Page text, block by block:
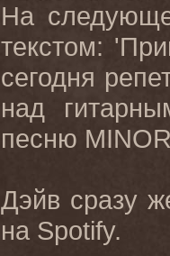
На
текстом:
сегодня
над
песню
Дэйв сразу
на Spotify.